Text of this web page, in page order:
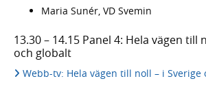
Maria Sunér, VD Svemin
13.30 – 14.15 Panel 4: Hela vägen till
och globalt
Webb-tv: Hela vägen till noll – i Sverige